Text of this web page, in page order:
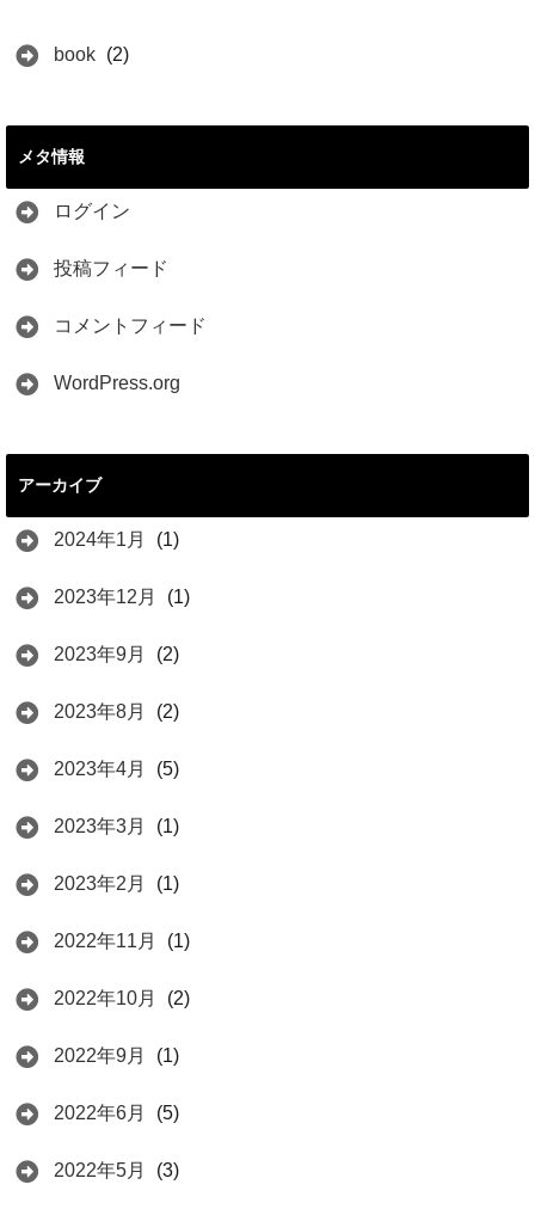
book (2)
メタ情報
ログイン
投稿フィード
コメントフィード
WordPress.org
アーカイブ
2024年1月 (1)
2023年12月 (1)
2023年9月 (2)
2023年8月 (2)
2023年4月 (5)
2023年3月 (1)
2023年2月 (1)
2022年11月 (1)
2022年10月 (2)
2022年9月 (1)
2022年6月 (5)
2022年5月 (3)